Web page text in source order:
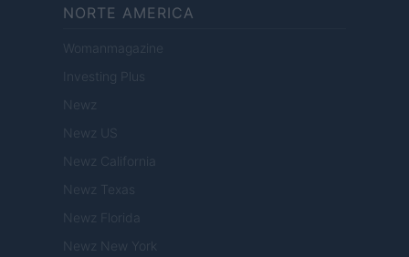
NORTE AMERICA
Womanmagazine
Investing Plus
Newz
Newz US
Newz California
Newz Texas
Newz Florida
Newz New York